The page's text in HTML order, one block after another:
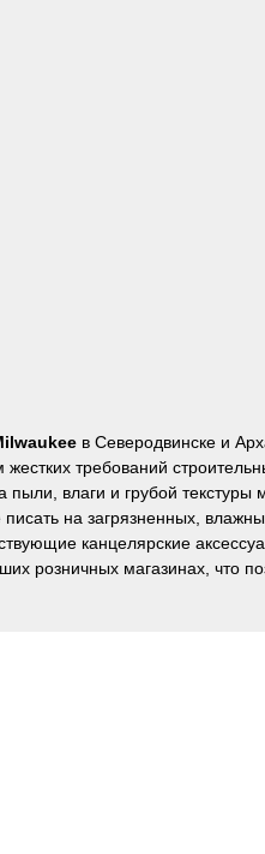
в Северодвинске и
требований
влаги и грубой текстуры
писать на загрязненных,
канцелярские
розничных магазинах, что